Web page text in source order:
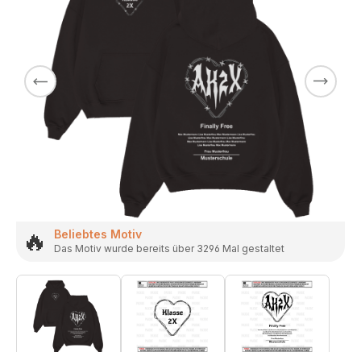
🔥 Beliebtes Motiv
Das Motiv wurde bereits über 3296 Mal gestaltet